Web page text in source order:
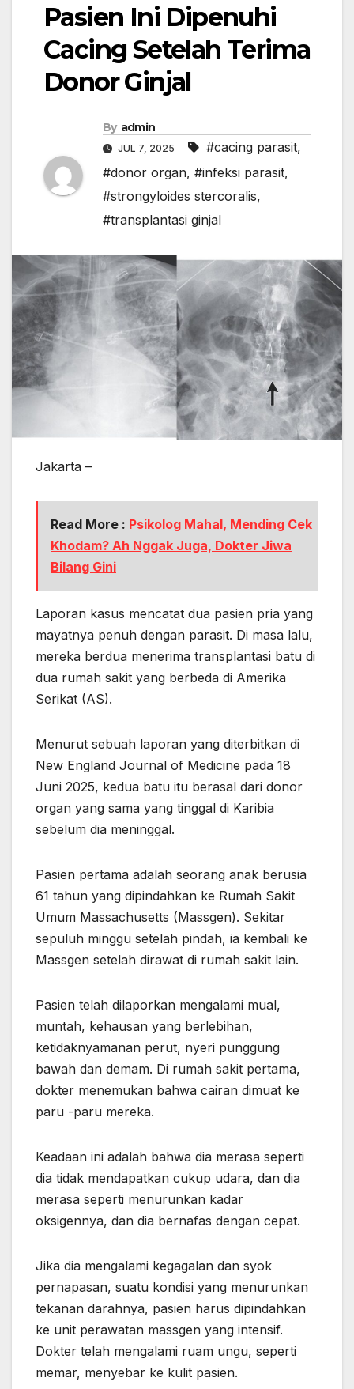
Pasien Ini Dipenuhi
Cacing Setelah Terima
Donor Ginjal
By admin
JUL 7, 2025 #cacing parasit,
#donor organ, #infeksi parasit,
#strongyloides stercoralis,
#transplantasi ginjal
Jakarta –
Read More : Psikolog Mahal, Mending Cek
Khodam? Ah Nggak Juga, Dokter Jiwa
Bilang Gini
Laporan kasus mencatat dua pasien pria yang
mayatnya penuh dengan parasit. Di masa lalu,
mereka berdua menerima transplantasi batu di
dua rumah sakit yang berbeda di Amerika
Serikat (AS).
Menurut sebuah laporan yang diterbitkan di
New England Journal of Medicine pada 18
Juni 2025, kedua batu itu berasal dari donor
organ yang sama yang tinggal di Karibia
sebelum dia meninggal.
Pasien pertama adalah seorang anak berusia
61 tahun yang dipindahkan ke Rumah Sakit
Umum Massachusetts (Massgen). Sekitar
sepuluh minggu setelah pindah, ia kembali ke
Massgen setelah dirawat di rumah sakit lain.
Pasien telah dilaporkan mengalami mual,
muntah, kehausan yang berlebihan,
ketidaknyamanan perut, nyeri punggung
bawah dan demam. Di rumah sakit pertama,
dokter menemukan bahwa cairan dimuat ke
paru -paru mereka.
Keadaan ini adalah bahwa dia merasa seperti
dia tidak mendapatkan cukup udara, dan dia
merasa seperti menurunkan kadar
oksigennya, dan dia bernafas dengan cepat.
Jika dia mengalami kegagalan dan syok
pernapasan, suatu kondisi yang menurunkan
tekanan darahnya, pasien harus dipindahkan
ke unit perawatan massgen yang intensif.
Dokter telah mengalami ruam ungu, seperti
memar, menyebar ke kulit pasien.